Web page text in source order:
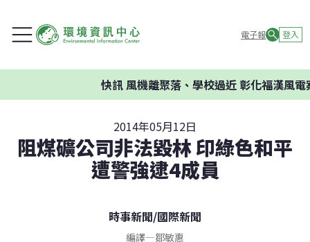
電子報 登入
快訊風機離聚落、學校過近 彰化福漢風電案
2014年05月12日
阻煤礦公司非法毀林 印綠色和平
遭警強逮4成員
時事新聞/國際新聞
編譯—鄒敏惠